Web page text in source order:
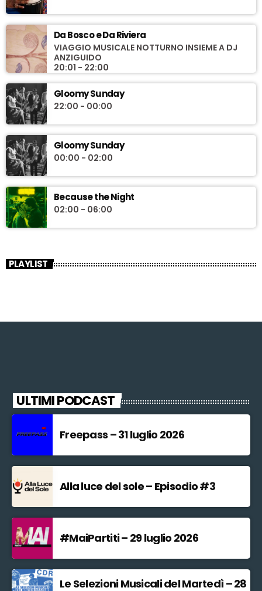
discografiche (di etichette/artisti indipendenti, e non solo), focus
e ricorrenze. Uno spazio in cui la ricerca è il motore e la musica è
al centro, senza distinzioni di genere o epoca, con scalette
sempre aggiornate, tra ultime uscite e ristampe, nuove leve e
artisti di culto.
Da Bosco e Da Riviera
VIAGGIO MUSICALE NOTTURNO INSIEME A DJ
ANZIGUIDO
20:01 - 22:00
Gloomy Sunday
22:00 - 00:00
Gloomy Sunday
00:00 - 02:00
Because the Night
02:00 - 06:00
PLAYLIST
ULTIMI PODCAST
Freepass – 31 luglio 2026
Alla luce del sole – Episodio #3
#MaiPartiti – 29 luglio 2026
Le Selezioni Musicali del Martedì – 28